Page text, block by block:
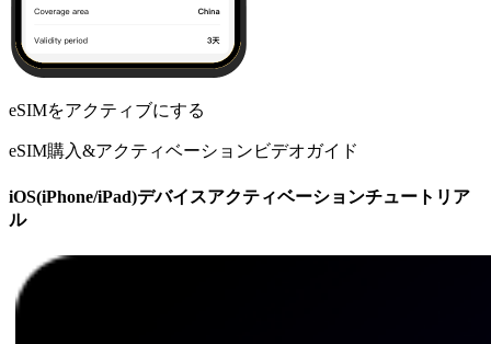
eSIMをアクティブにする
eSIM購入&アクティベーションビデオガイド
iOS(iPhone/iPad)デバイスアクティベーションチュートリア
ル